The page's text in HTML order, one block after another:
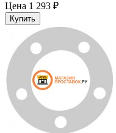
Цена 1 293 ₽